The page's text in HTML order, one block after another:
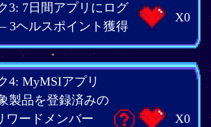
3: 7日間アプリにログ
3ヘルスポイント獲得
X0
4: MyMSIアプリ
製品を登録済みの
ワードメンバー
X0